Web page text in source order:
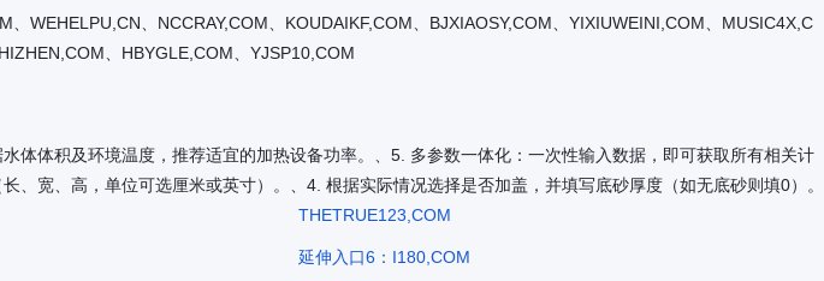
WEHELPU,CN、NCCRAY,COM、KOUDAIKF,COM、BJXIAOSY,COM、YIXIUWEINI,COM、MUSIC4X,C
、HBYGLE,COM、YJSP10,COM
体积及环境温度，推荐适宜的加热设备功率。、5. 多参数一体化：一次性输入数据，即可获取所有相关计
宽、高，单位可选厘米或英寸）。、4. 根据实际情况选择是否加盖，并填写底砂厚度（如无底砂则填0）。
THETRUE123,COM
延伸入口6：I180,COM